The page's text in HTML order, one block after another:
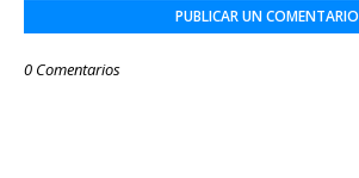
PUBLICAR UN COMENTARIO
0 Comentarios